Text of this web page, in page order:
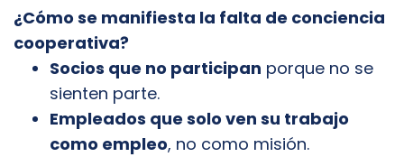
¿Cómo se manifiesta la falta de conciencia
cooperativa?
Socios que no participan porque no se
sienten parte.
Empleados que solo ven su trabajo
como empleo, no como misión.